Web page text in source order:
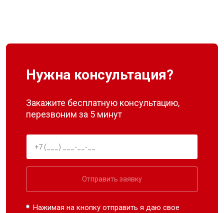
Нужна консультация?
Закажите бесплатную консультацию,
перезвоним за 5 минут
Отправить заявку
Нажимая на кнопку отправить я даю свое